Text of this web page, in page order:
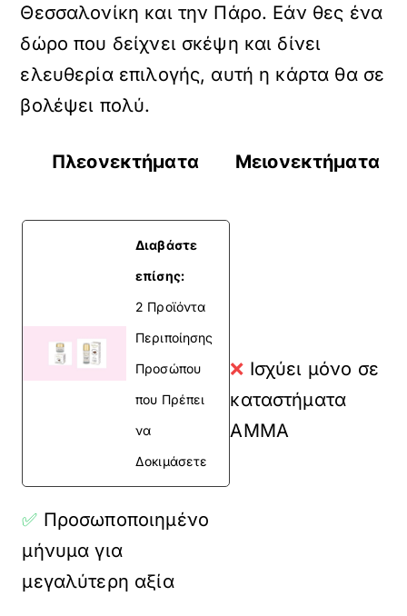
Θεσσαλονίκη και την Πάρο. Εάν θες ένα
δώρο που δείχνει σκέψη και δίνει
ελευθερία επιλογής, αυτή η κάρτα θα σε
βολέψει πολύ.
Πλεονεκτήματα Μειονεκτήματα
Διαβάστε
επίσης:
2 Προϊόντα
Περιποίησης
Προσώπου
που Πρέπει
να
Δοκιμάσετε
✅ Προσωποποιημένο
μήνυμα για
μεγαλύτερη αξία
❌ Ισχύει μόνο σε
καταστήματα
AMMA